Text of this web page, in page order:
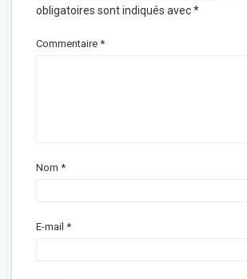
obligatoires sont indiqués avec*
Commentaire *
Nom *
E-mail *